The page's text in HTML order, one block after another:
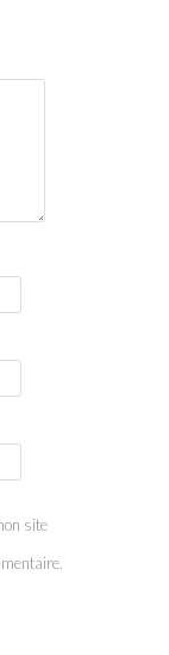
site